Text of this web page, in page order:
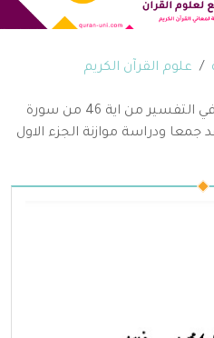
علوم القرآن الكريم
ترجيحات ابي حيان الاندلسي في التفسير من اية 46 من سورة